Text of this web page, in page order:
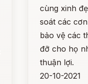
cùng xinh
soát các
bảo vệ các
đỡ cho họ
thuận lợi.
20-10-2021